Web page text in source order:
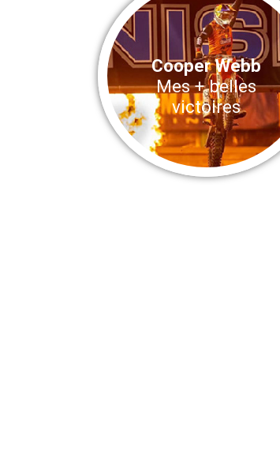
Cooper Webb
Mes + belles
victoires